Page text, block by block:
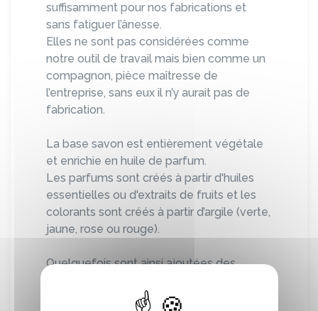
suffisamment pour nos fabrications et
sans fatiguer l’ânesse.
Elles ne sont pas considérées comme
notre outil de travail mais bien comme un
compagnon, pièce maîtresse de
l’entreprise, sans eux il n’y aurait pas de
fabrication.
La base savon est entièrement végétale
et enrichie en huile de parfum.
Les parfums sont créés à partir d'huiles
essentielles ou d'extraits de fruits et les
colorants sont créés à partir d’argile (verte,
jaune, rose ou rouge).
Quelquefois sont ainsi ajoutées des
noyaux d’abricots pilés en tant